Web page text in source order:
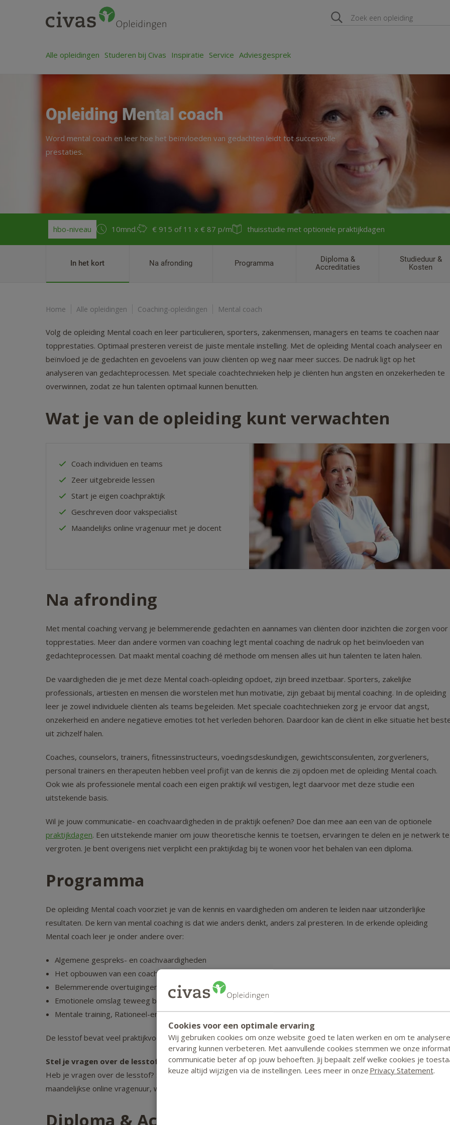
Cookies voor een optimale ervaring
Wij gebruiken cookies om onze website goed te laten werken en om te
ervaring kunnen verbeteren. Met aanvullende cookies stemmen we onze
communicatie beter af op jouw behoeften. Jij bepaalt zelf welke cookies je
keuze altijd wijzigen via de instellingen. Lees meer in onze Privacy Statement.
Alle opleidingen Studeren bij Civas Inspiratie Service Adviesgesprek
Opleiding Mental coach
Word mental coach en leer hoe het beïnvloeden van gedachten leidt tot succesvolle
prestaties.
hbo-niveau 10mnd. € 915 of 11 x € 87 p/m thuisstudie met optionele praktijkdagen
In het kort Na afronding Programma
Diploma &
Accreditaties
Studieduur &
Kosten
Home Alle opleidingen Coaching-opleidingen Mental coach
Volg de opleiding Mental coach en leer particulieren, sporters, zakenmensen, managers en teams te coachen naar
topprestaties. Optimaal presteren vereist de juiste mentale instelling. Met de opleiding Mental coach analyseer en
beïnvloed je de gedachten en gevoelens van jouw cliënten op weg naar meer succes. De nadruk ligt op het
analyseren van gedachteprocessen. Met speciale coachtechnieken help je cliënten hun angsten en onzekerheden te
overwinnen, zodat ze hun talenten optimaal kunnen benutten.
Wat je van de opleiding kunt verwachten
Coach individuen en teams
Zeer uitgebreide lessen
Start je eigen coachpraktijk
Geschreven door vakspecialist
Maandelijks online vragenuur met je docent
Na afronding
Met mental coaching vervang je belemmerende gedachten en aannames van cliënten door inzichten die zorgen voor
topprestaties. Meer dan andere vormen van coaching legt mental coaching de nadruk op het beïnvloeden van
gedachteprocessen. Dat maakt mental coaching dé methode om mensen alles uit hun talenten te laten halen.
De vaardigheden die je met deze Mental coach-opleiding opdoet, zijn breed inzetbaar. Sporters, zakelijke
professionals, artiesten en mensen die worstelen met hun motivatie, zijn gebaat bij mental coaching. In de opleiding
leer je zowel individuele cliënten als teams begeleiden. Met speciale coachtechnieken zorg je ervoor dat angst,
onzekerheid en andere negatieve emoties tot het verleden behoren. Daardoor kan de cliënt in elke situatie het
uit zichzelf halen.
Coaches, counselors, trainers, fitnessinstructeurs, voedingsdeskundigen, gewichtsconsulenten, zorgverleners,
personal trainers en therapeuten hebben veel profijt van de kennis die zij opdoen met de opleiding Mental coach.
Ook wie als professionele mental coach een eigen praktijk wil vestigen, legt daarvoor met deze studie een
uitstekende basis.
Wil je jouw communicatie- en coachvaardigheden in de praktijk oefenen? Doe dan mee aan een van de optionele
praktijkdagen. Een uitstekende manier om jouw theoretische kennis te toetsen, ervaringen te delen en je netwerk te
vergroten. Je bent overigens niet verplicht een praktijkdag bij te wonen voor het behalen van een diploma.
Programma
De opleiding Mental coach voorziet je van de kennis en vaardigheden om anderen te leiden naar uitzonderlijke
resultaten. De kern van mental coaching is dat wie anders denkt, anders zal presteren. In de erkende opleiding
Mental coach leer je onder andere over:
Algemene gespreks- en coachvaardigheden
Het opbouwen van een coachrelatie
Belemmerende overtuigingen kritisch tegen het licht houden
Emotionele omslag teweeg brengen
Mentale training, Rationeel-emotieve therapie en oplossingsgericht coachen
De lesstof bevat veel praktijkvoorbeelden en studieopdrachten die je leerproces ondersteunen.
Stel je vragen over de lesstof
Heb je vragen over de lesstof? Stuur deze dan eenvoudig aan je studiebegeleider. Of neem deel aan het
maandelijkse online vragenuur, waarin je docent jouw vragen en die van je medestudenten beantwoordt.
Diploma & Accreditaties